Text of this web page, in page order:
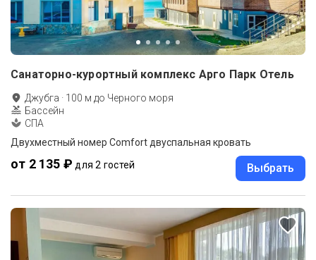
Санаторно-курортный комплекс Арго Парк Отель
Джубга · 100 м до Черного моря
Бассейн
СПА
Двухместный номер Comfort двуспальная кровать
от 2 135 ₽ для 2 гостей Выбрать